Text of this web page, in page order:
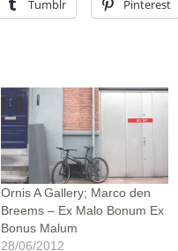
Tumblr Pinterest
Ornis A Gallery; Marco den
Breems – Ex Malo Bonum Ex
Bonus Malum
28/06/2012